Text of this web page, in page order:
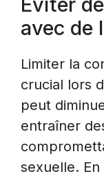
avec de
Limiter la
crucial lors
peut
entraîner
sexuelle. En